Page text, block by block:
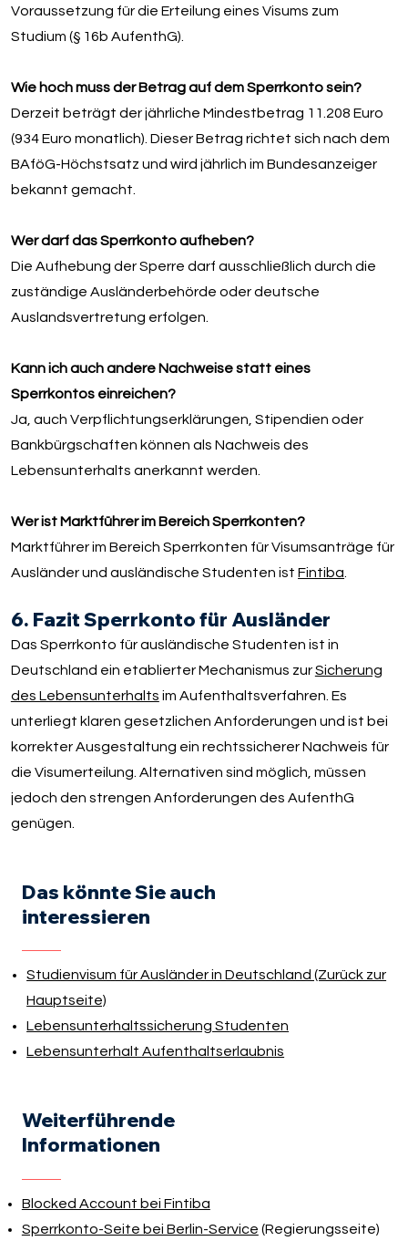
Voraussetzung für die Erteilung eines Visums zum
Studium (§ 16b AufenthG).
Wie hoch muss der Betrag auf dem Sperrkonto sein?
Derzeit beträgt der jährliche Mindestbetrag 11.208 Euro
(934 Euro monatlich). Dieser Betrag richtet sich nach dem
BAföG-Höchstsatz und wird jährlich im Bundesanzeiger
bekannt gemacht.
Wer darf das Sperrkonto aufheben?
Die Aufhebung der Sperre darf ausschließlich durch die
zuständige Ausländerbehörde oder deutsche
Auslandsvertretung erfolgen.
Kann ich auch andere Nachweise statt eines
Sperrkontos einreichen?
Ja, auch Verpflichtungserklärungen, Stipendien oder
Bankbürgschaften können als Nachweis des
Lebensunterhalts anerkannt werden.
Wer ist Marktführer im Bereich Sperrkonten?
Marktführer im Bereich Sperrkonten für Visumsanträge für
Ausländer und ausländische Studenten istFintiba.
6. Fazit Sperrkonto für Ausländer
Das Sperrkonto für ausländische Studenten ist in
Deutschland ein etablierter Mechanismus zurSicherung
des Lebensunterhalts im Aufenthaltsverfahren. Es
unterliegt klaren gesetzlichen Anforderungen und ist bei
korrekter Ausgestaltung ein rechtssicherer Nachweis für
die Visumerteilung. Alternativen sind möglich, müssen
jedoch den strengen Anforderungen des AufenthG
genügen.
Das könnte Sie auch
interessieren
Studienvisum für Ausländer in Deutschland (Zurück zur
Hauptseite)
Lebensunterhaltssicherung Studenten
Lebensunterhalt Aufenthaltserlaubnis
Weiterführende
Informationen
Blocked Account bei Fintiba
Sperrkonto-Seite bei Berlin-Service (Regierungsseite)